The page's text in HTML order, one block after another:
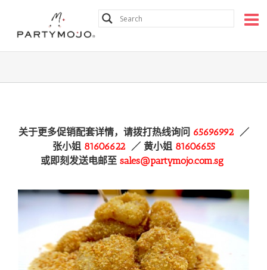
Contact: 81606622| Email:sales@partymojo.com.sg
FacebookInstagram
关于更多促销配套详情，请拨打热线询问 65696992 ／
张小姐 81606622／ 黄小姐 81606655
或即刻发送电邮至 sales@partymojo.com.sg